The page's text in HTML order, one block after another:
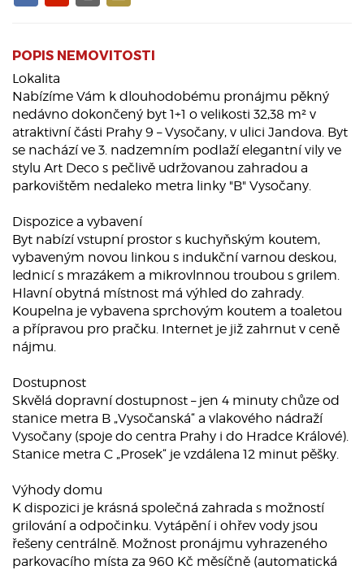
POPIS NEMOVITOSTI
Lokalita
Nabízíme Vám k dlouhodobému pronájmu pěkný
nedávno dokončený byt 1+1 o velikosti 32,38 m² v
atraktivní části Prahy 9 – Vysočany, v ulici Jandova. Byt
se nachází ve 3. nadzemním podlaží elegantní vily ve
stylu Art Deco s pečlivě udržovanou zahradou a
parkovištěm nedaleko metra linky "B" Vysočany.
Dispozice a vybavení
Byt nabízí vstupní prostor s kuchyňským koutem,
vybaveným novou linkou s indukční varnou deskou,
lednicí s mrazákem a mikrovlnnou troubou s grilem.
Hlavní obytná místnost má výhled do zahrady.
Koupelna je vybavena sprchovým koutem a toaletou
a přípravou pro pračku. Internet je již zahrnut v ceně
nájmu.
Dostupnost
Skvělá dopravní dostupnost – jen 4 minuty chůze od
stanice metra B „Vysočanská“ a vlakového nádraží
Vysočany (spoje do centra Prahy i do Hradce Králové).
Stanice metra C „Prosek“ je vzdálena 12 minut pěšky.
Výhody domu
K dispozici je krásná společná zahrada s možností
grilování a odpočinku. Vytápění i ohřev vody jsou
řešeny centrálně. Možnost pronájmu vyhrazeného
parkovacího místa za 960 Kč měsíčně (automatická